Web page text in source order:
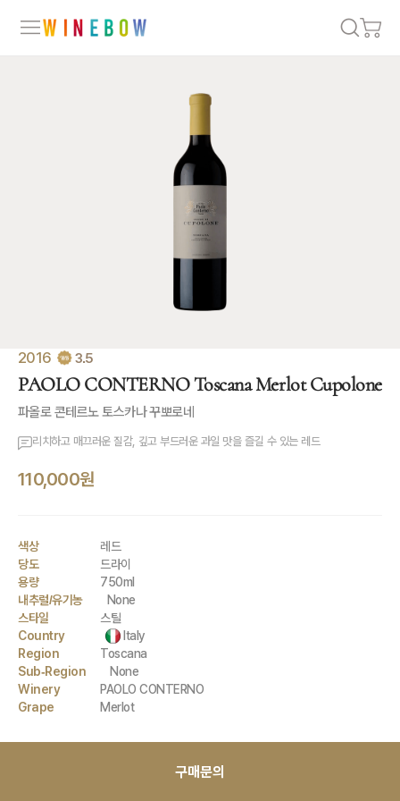
2016 3.5
PAOLO CONTERNO Toscana Merlot Cupolone
파올로 콘테르노 토스카나 꾸뽀로네
리치하고 매끄러운 질감, 깊고 부드러운 과일 맛을 즐길 수 있는 레드
110,000원
색상
레드
당도
드라이
용량
750ml
내추럴/유기농
None
스타일
스틸
Country
Italy
Region
Toscana
Sub-Region
None
Winery
PAOLO CONTERNO
Grape
Merlot
구매문의